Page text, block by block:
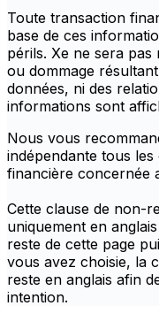
Toute transaction
base de ces
périls. Xe ne sera
ou dommage
données, ni des
informations sont
Nous vous
indépendante tous les
financière concernée
Cette clause de non-
uniquement en
reste de cette page
vous avez choisie, la
reste en anglais afin
intention.